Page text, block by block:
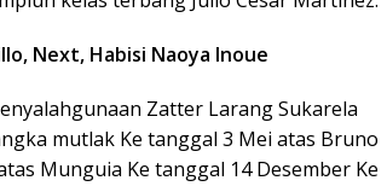
Next, Habisi Naoya Inoue
Zatter Larang Sukarela
mutlak Ke tanggal 3 Mei atas Bruno
Munguia Ke tanggal 14 Desember Ke